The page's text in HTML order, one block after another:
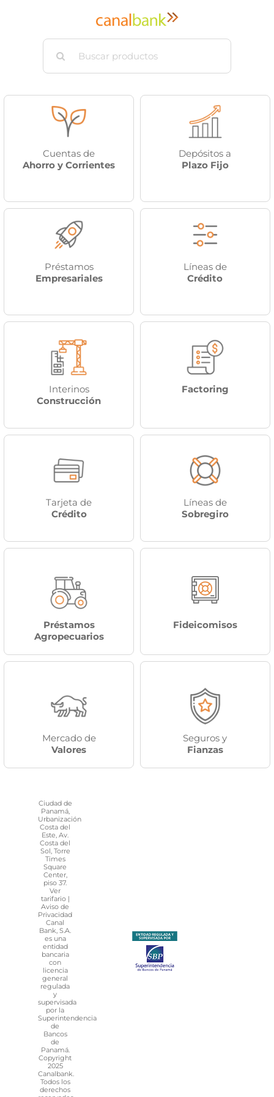
Buscar:
Cuentas de
Ahorro y Corrientes
Depósitos a
Plazo Fijo
Préstamos
Empresariales
Líneas de
Crédito
Interinos
Construcción
Factoring
Tarjeta de
Crédito
Líneas de
Sobregiro
Préstamos
Agropecuarios
Fideicomisos
Mercado de
Valores
Seguros y
Fianzas
Ciudad de
Panamá,
Urbanización
Costa del
Este, Av.
Costa del
Sol, Torre
Times
Square
Center,
piso 37.
Ver
tarifario|
Aviso de
Privacidad
Canal
Bank, S.A.
es una
entidad
bancaria
con
licencia
general
regulada
y
supervisada
por la
Superintendencia
de
Bancos
de
Panamá.
Copyright
2025
Canalbank.
Todos los
derechos